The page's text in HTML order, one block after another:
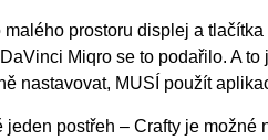
prostoru displej a
Miqro se to podařilo. A
nastavovat, MUSÍ použít
jeden postřeh – Crafty je